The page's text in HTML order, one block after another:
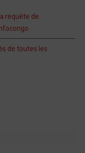
requête de
de toutes les